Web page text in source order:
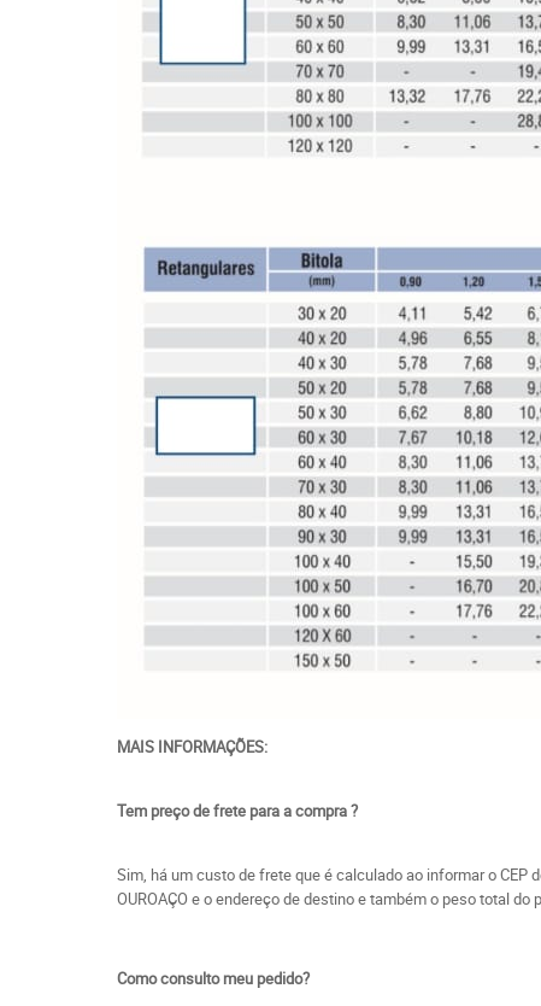
MAIS INFORMAÇÕES:
Tem preço de frete para a compra ?
Sim, há um custo de frete que é calculado ao informar o CEP
OUROAÇO e o endereço de destino e também o peso total do
Como consulto meu pedido?